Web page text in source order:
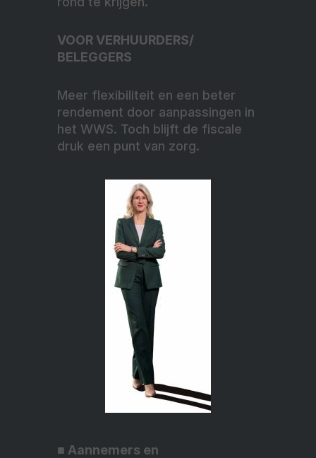
VOOR VERHUURDERS/
BELEGGERS
Meer flexibiliteit en een beter
rendement door aanpassingen in
het WWS. Toch blijft de fiscale
druk een punt van zorg.
■ Aannemers en